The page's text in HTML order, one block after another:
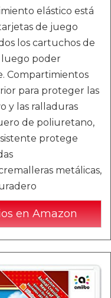
elástico está
de juego
los cartuchos de
luego poder
Compartimientos
para proteger las
y las ralladuras
de poliuretano,
protege
metálicas,
en Amazon